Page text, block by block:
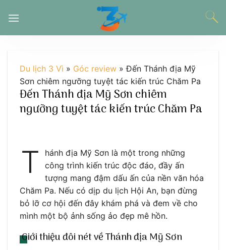
đến
Du lịch 3 Vì » Góc review »Đến Thánh địa Mỹ
Sơn chiêm ngưỡng tuyệt tác kiến trúc Chăm Pa
Đến Thánh địa Mỹ Sơn chiêm
ngưỡng tuyệt tác kiến trúc Chăm Pa
T
hánh địa Mỹ Sơn là một trong những
công trình kiến trúc độc đáo, đầy ấn
tượng mang đậm dấu ấn của nền văn hóa
Chăm Pa. Nếu có dịp du lịch Hội An, bạn đừng
bỏ lỡ cơ hội đến đây khám phá và đem về cho
mình một bộ ảnh sống ảo đẹp mê hồn.
Giới thiệu đôi nét về Thánh địa Mỹ Sơn